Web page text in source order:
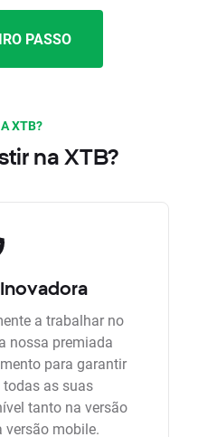
PASSO
XTB?
na XTB?
a trabalhar no
nossa premiada
para garantir
as suas
tanto na versão
versão mobile.